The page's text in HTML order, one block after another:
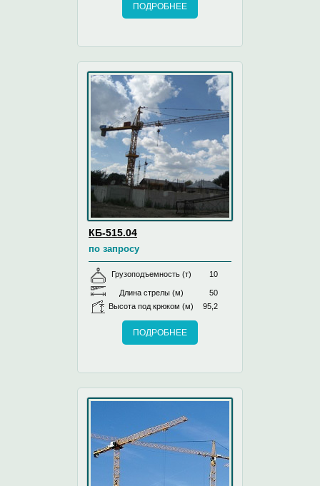
ПОДРОБНЕЕ
КБ-515.04
по запросу
Грузоподъемность (т) 10
Длина стрелы (м)
50
Высота под крюком (м)
95,2
ПОДРОБНЕЕ